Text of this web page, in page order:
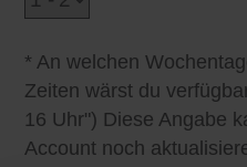
* An welchen
Zeiten wärst du
16 Uhr") Diese Angabe
Account noch